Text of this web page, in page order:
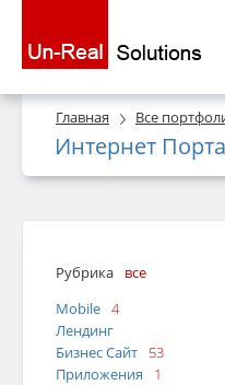
Главная Все
Интернет
Рубрика
все
Mobile 4
Лендинг
Бизнес Сайт
53
Приложения
1